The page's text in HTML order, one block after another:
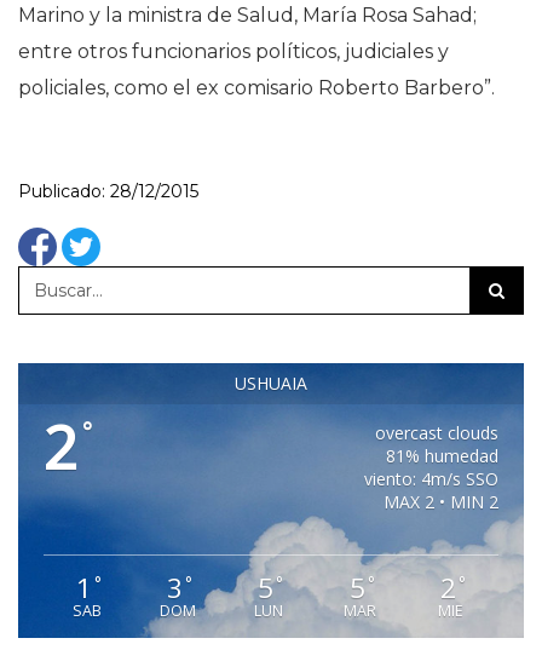
Marino y la ministra de Salud, María Rosa Sahad;
entre otros funcionarios políticos, judiciales y
policiales, como el ex comisario Roberto Barbero”.
Publicado: 28/12/2015
USHUAIA
2 °
overcast clouds
81% humedad
viento: 4m/s SSO
MAX 2 • MIN 2
1 °
SAB
3 °
DOM
5°
LUN
5 °
MAR
2 °
MIE